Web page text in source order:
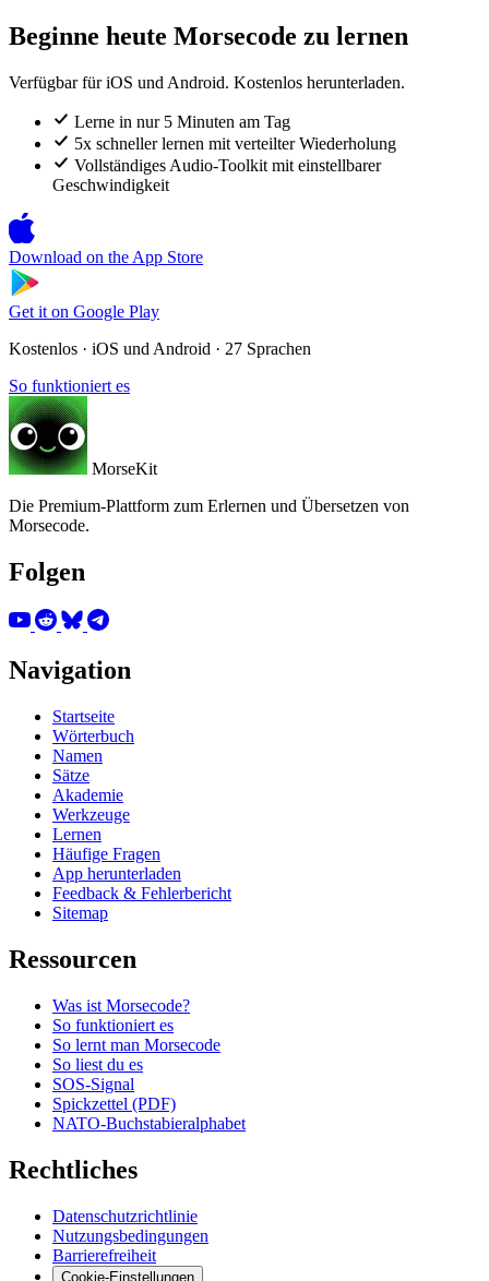
Beginne heute Morsecode zu lernen
Verfügbar für iOS und Android. Kostenlos herunterladen.
Lerne in nur 5 Minuten am Tag
5x schneller lernen mit verteilter Wiederholung
Vollständiges Audio-Toolkit mit einstellbarer
Geschwindigkeit
Download on the App Store
Get it on Google Play
Kostenlos · iOS und Android · 27 Sprachen
So funktioniert es
MorseKit
Die Premium-Plattform zum Erlernen und Übersetzen von
Morsecode.
Folgen
Navigation
Startseite
Wörterbuch
Namen
Sätze
Akademie
Werkzeuge
Lernen
Häufige Fragen
App herunterladen
Feedback & Fehlerbericht
Sitemap
Ressourcen
Was ist Morsecode?
So funktioniert es
So lernt man Morsecode
So liest du es
SOS-Signal
Spickzettel (PDF)
NATO-Buchstabieralphabet
Rechtliches
Datenschutzrichtlinie
Nutzungsbedingungen
Barrierefreiheit
Cookie-Einstellungen